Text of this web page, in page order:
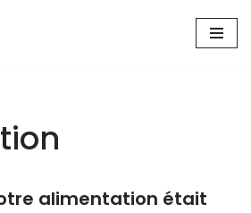
alimentation était